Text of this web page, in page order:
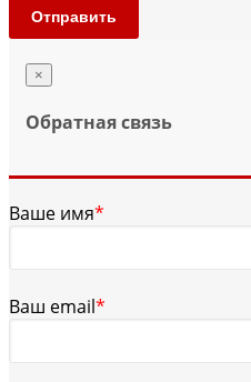
Отправить
×
Обратная связь
Ваше имя*
Ваш email*